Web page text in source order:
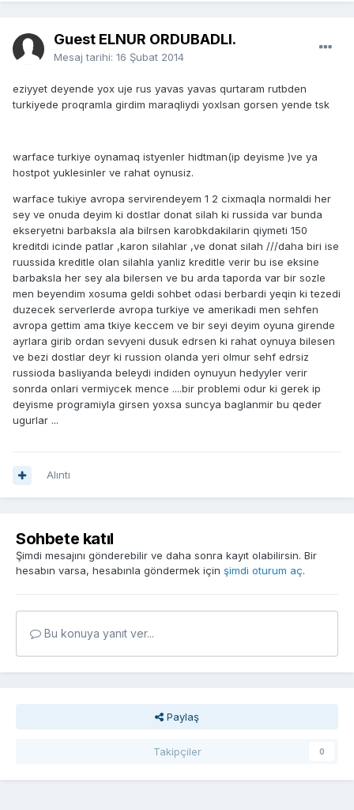
Guest ELNUR ORDUBADLI.
Mesaj tarihi: 16 Şubat 2014
eziyyet deyende yox uje rus yavas yavas qurtaram rutbden
turkiyede proqramla girdim maraqliydi yoxlsan gorsen yende tsk
warface turkiye oynamaq istyenler hidtman(ip deyisme )ve ya
hostpot yuklesinler ve rahat oynusiz.
warface tukiye avropa servirendeyem 1 2 cixmaqla normaldi her
sey ve onuda deyim ki dostlar donat silah ki russida var bunda
ekseryetni barbaksla ala bilrsen karobkdakilarin qiymeti 150
kreditdi icinde patlar ,karon silahlar ,ve donat silah ///daha biri ise
ruussida kreditle olan silahla yanliz kreditle verir bu ise eksine
barbaksla her sey ala bilersen ve bu arda taporda var bir sozle
men beyendim xosuma geldi sohbet odasi berbardi yeqin ki tezedi
duzecek serverlerde avropa turkiye ve amerikadi men sehfen
avropa gettim ama tkiye keccem ve bir seyi deyim oyuna girende
ayrlara girib ordan sevyeni dusuk edrsen ki rahat oynuya bilesen
ve bezi dostlar deyr ki russion olanda yeri olmur sehf edrsiz
russioda basliyanda beleydi indiden oynuyun hedyyler verir
sonrda onlari vermiycek mence ....bir problemi odur ki gerek ip
deyisme programiyla girsen yoxsa suncya baglanmir bu qeder
ugurlar ...
Alıntı
Sohbete katıl
Şimdi mesajını gönderebilir ve daha sonra kayıt olabilirsin. Bir
hesabın varsa, hesabınla göndermek için şimdi oturum aç.
Bu konuya yanıt ver...
Paylaş
Takipçiler 0